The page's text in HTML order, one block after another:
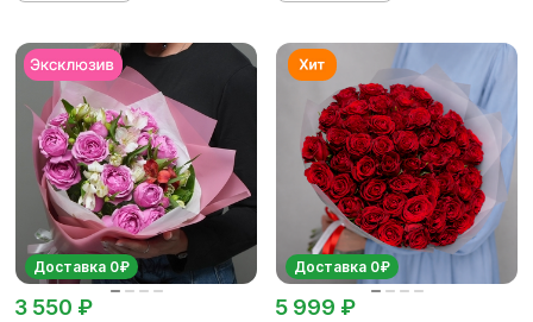
Доставка 0₽
3 550 ₽
Доставка 0₽
5 999 ₽